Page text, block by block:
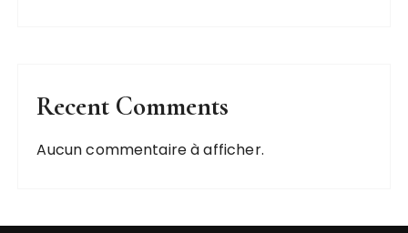
Recent Comments
Aucun commentaire à afficher.